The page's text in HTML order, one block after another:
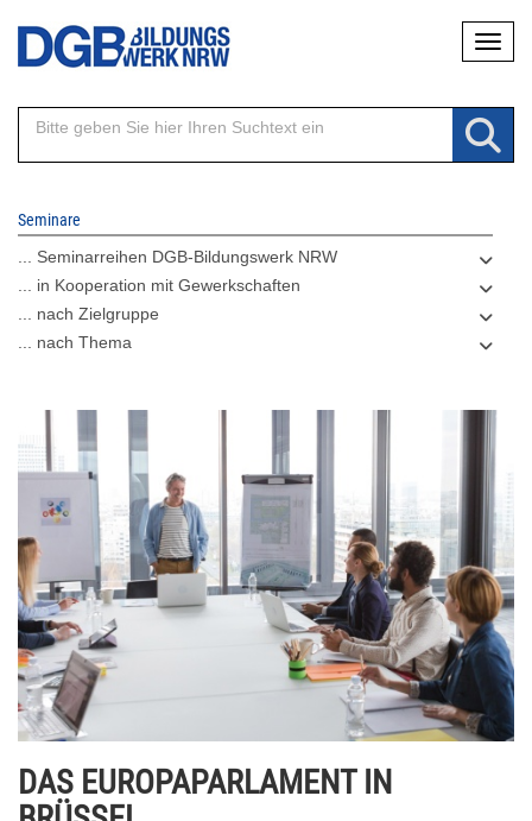
Direkt
Inhalt
Seminare
... Seminarreihen DGB-Bildungswerk NRW
... in Kooperation mit Gewerkschaften
... nach Zielgruppe
... nach Thema
DAS EUROPAPARLAMENT IN